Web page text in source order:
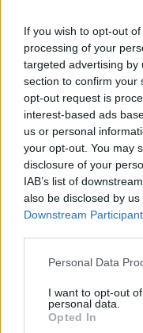
If you wish to opt-out
processing of your
targeted advertising by
section to confirm your
opt-out request is
interest-based ads
us or personal
your opt-out. You may
disclosure of your
IAB’s list of
also be disclosed by
Downstream
Please note that this
not limited to your visit
grant or deny consent
use your data for
Personal Data
I want to opt-out
personal data.
Opted In
Pulzusméréssel
balatoni
4 és egy 8 km-es
Balatonalmádiban.
Címkék: #fókusz
Új
technológiák